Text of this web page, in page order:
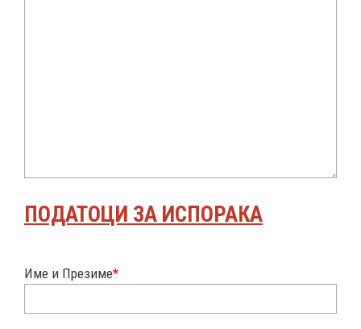
ПОДАТОЦИ ЗА ИСПОРАКА
Име и Презиме*